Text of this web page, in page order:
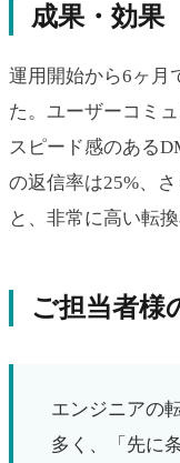
成果・効果
運用開始から6ヶ月
た。ユーザーコミ
スピード感のある
の返信率は25%、
と、非常に高い転
ご担当者様
エンジニアの
多く、「先に